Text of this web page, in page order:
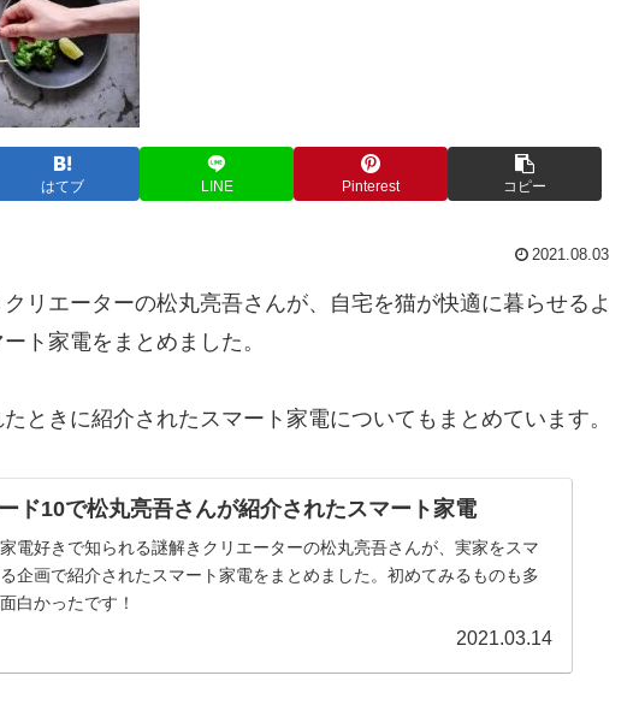
はてブ LINE Pinterest コピー
2021.08.03
リエーターの松丸亮吾さんが、自宅を猫が快適に暮らせるよ
ト家電をまとめました。
ときに紹介されたスマート家電についてもまとめています。
ド10で松丸亮吾さんが紹介されたスマート家電
電好きで知られる謎解きクリエーターの松丸亮吾さんが、実家をスマ
企画で紹介されたスマート家電をまとめました。初めてみるものも多
白かったです！
2021.03.14